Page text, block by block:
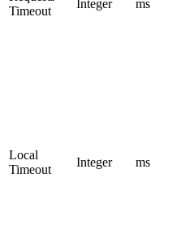
Timeout
Integer ms
Local
Timeout
Integer ms